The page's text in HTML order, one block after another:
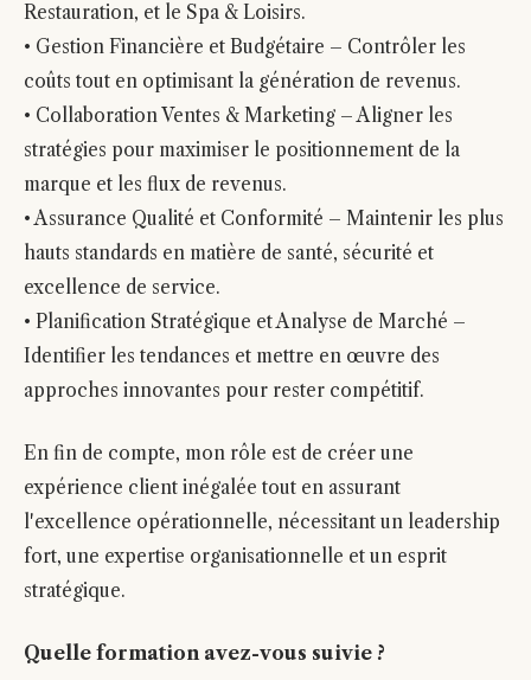
Restauration, et le Spa & Loisirs.
• Gestion Financière et Budgétaire – Contrôler les
coûts tout en optimisant la génération de revenus.
• Collaboration Ventes & Marketing – Aligner les
stratégies pour maximiser le positionnement de la
marque et les flux de revenus.
• Assurance Qualité et Conformité – Maintenir les plus
hauts standards en matière de santé, sécurité et
excellence de service.
• Planification Stratégique et Analyse de Marché –
Identifier les tendances et mettre en œuvre des
approches innovantes pour rester compétitif.
En fin de compte, mon rôle est de créer une
expérience client inégalée tout en assurant
l'excellence opérationnelle, nécessitant un leadership
fort, une expertise organisationnelle et un esprit
stratégique.
Quelle formation avez-vous suivie ?